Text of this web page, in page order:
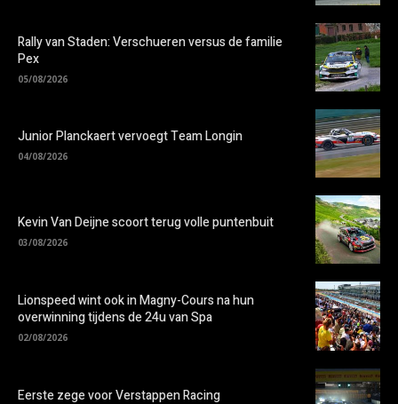
Rally van Staden: Verschueren versus de familie
Pex
05/08/2026
Junior Planckaert vervoegt Team Longin
04/08/2026
Kevin Van Deijne scoort terug volle puntenbuit
03/08/2026
Lionspeed wint ook in Magny-Cours na hun
overwinning tijdens de 24u van Spa
02/08/2026
Eerste zege voor Verstappen Racing